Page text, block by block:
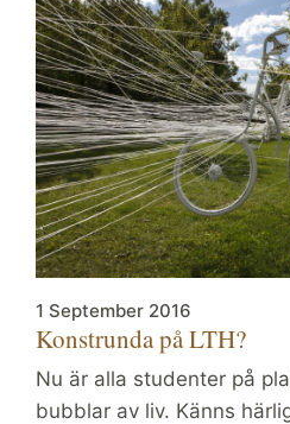
1 September 2016
Konstrunda på LTH?
Nu är alla studenter på
bubblar av liv. Känns